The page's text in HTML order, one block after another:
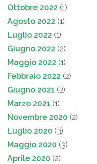
Ottobre 2022 (1)
Agosto 2022 (1)
Luglio 2022 (1)
Giugno 2022 (2)
Maggio 2022 (1)
Febbraio 2022 (2)
Giugno 2021 (2)
Marzo 2021 (1)
Novembre 2020 (2)
Luglio 2020 (3)
Maggio 2020 (3)
Aprile 2020 (2)